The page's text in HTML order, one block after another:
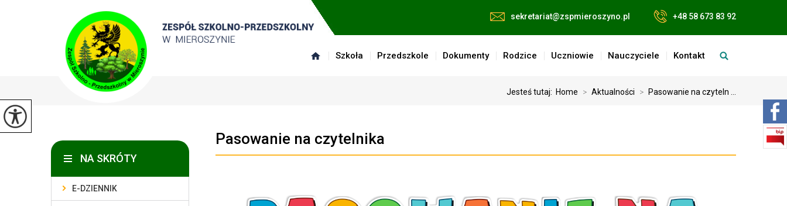
sekretariat@zspmieroszyno.pl +48 58 673 83 92
Szkoła Przedszkole Dokumenty Rodzice Uczniowie Nauczyciele Kontakt
Jesteś tutaj: Home > Aktualności > Pasowanie na czyteln ...
Pasowanie na czytelnika
NA SKRÓTY
E-DZIENNIK